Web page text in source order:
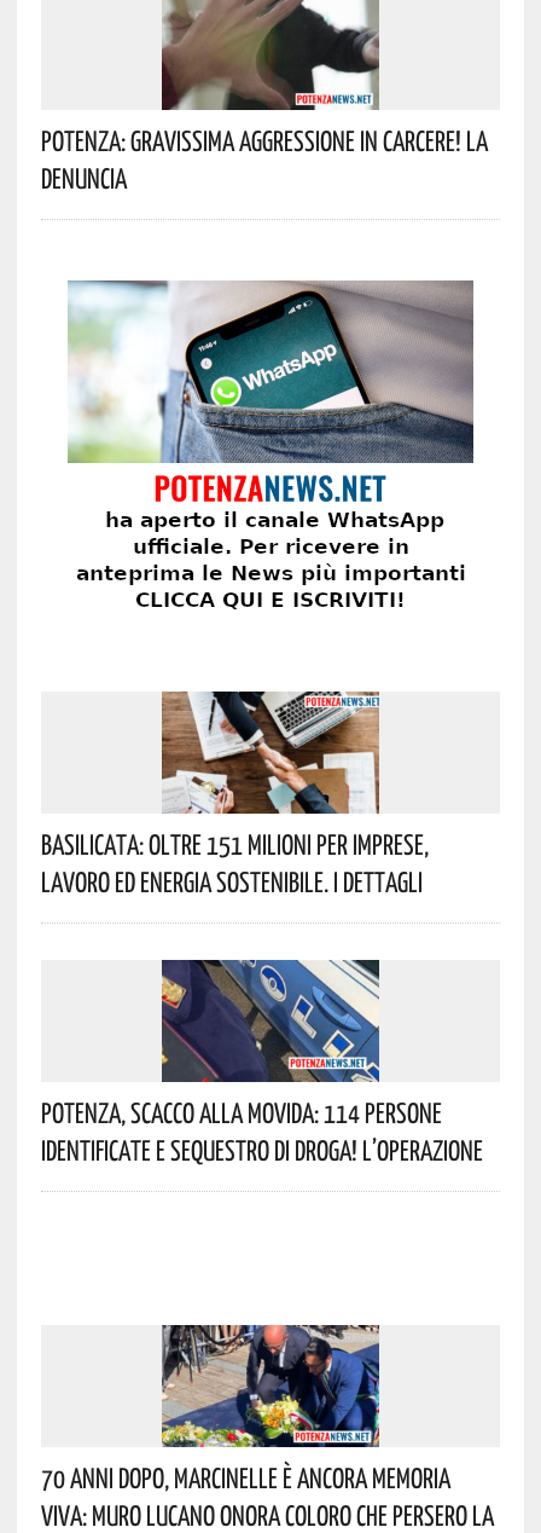
Potenza: Gravissima Aggressione In Carcere! La
Denuncia
Basilicata: Oltre 151 Milioni Per Imprese,
Lavoro Ed Energia Sostenibile. I Dettagli
Potenza, Scacco Alla Movida: 114 Persone
Identificate E Sequestro Di Droga! L’operazione
70 Anni Dopo, Marcinelle È Ancora Memoria
Viva: Muro Lucano Onora Coloro Che Persero La